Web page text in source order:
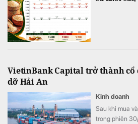
VietinBank Capital trở thành cổ
dỡ Hải An
Kinh doanh
Sau khi mua
trong phiên